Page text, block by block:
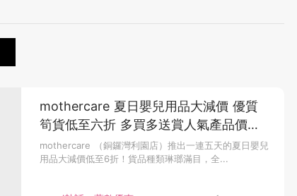
mothercare 夏日嬰兒用品大減價 優質
筍貨低至六折 多買多送賞人氣產品價值
近二千元
mothercare （銅鑼灣利園店）推出一連五天的夏日嬰兒
用品大減價低至6折！貨品種類琳瑯滿目，全...